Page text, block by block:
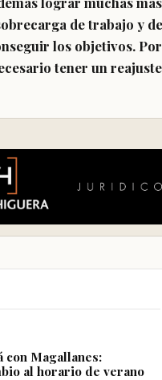
de trabajo y de
los objetivos. Por
tener un reajuste
con Magallanes:
al horario de verano